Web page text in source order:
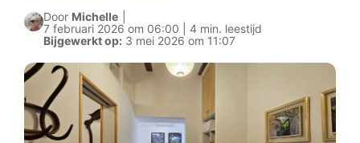
Door Michelle
7 februari 2026 om 06:00 | 4 min. leestijd
Bijgewerkt op: 3 mei 2026 om 11:07